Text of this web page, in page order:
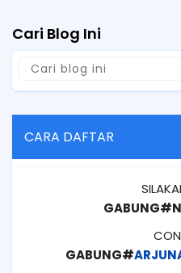
Cari Blog Ini
CARA DAFTAR
GABUNG#